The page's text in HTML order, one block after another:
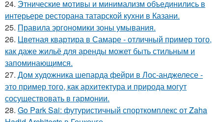
24. Этнические мотивы и минимализм объединились в
интерьере ресторана татарской кухни в Казани.
25. Правила эргономики зоны умывания.
26. Цветная квартира в Самаре - отличный пример того,
как даже жильё для аренды может быть стильным и
запоминающимся.
27. Дом художника шепарда фейри в Лос-анджелесе -
это пример того, как архитектура и природа могут
сосуществовать в гармонии.
28. Go Park Sai: футуристичный спорткомплекс от Zaha